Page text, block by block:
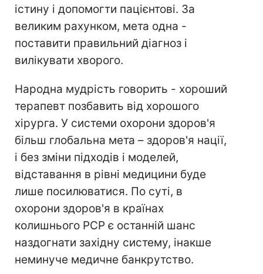
істину і допомогти пацієнтові. За
великим рахунком, мета одна -
поставити правильний діагноз і
вилікувати хворого.
Народна мудрість говорить - хороший
терапевт позбавить від хорошого
хірурга. У системи охорони здоров'я
більш глобальна мета – здоров'я нації,
і без зміни підходів і моделей,
відставання в рівні медицини буде
лише посилюватися. По суті, в
охорони здоров'я в країнах
колишнього РСР є останній шанс
наздогнати західну систему, інакше
неминуче медичне банкрутство.